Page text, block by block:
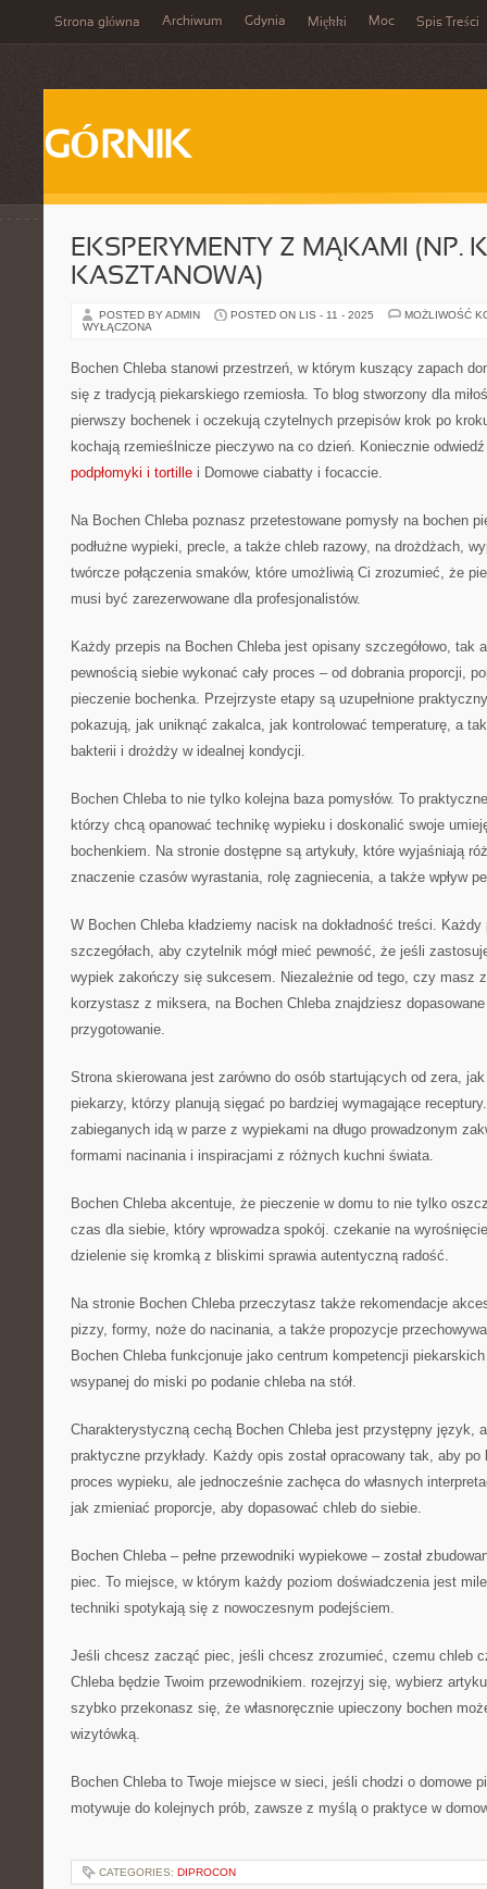
Strona główna Archiwum Gdynia Miękki Moc Spis Treści
GÓRNIK
EKSPERYMENTY Z MĄKAMI (NP.
KASZTANOWA)
POSTED BY ADMIN POSTED ON LIS - 11 - 2025
MOŻLIWOŚĆ
WYŁĄCZONA
Bochen Chleba stanowi przestrzeń, w którym kuszący zapach
się z tradycją piekarskiego rzemiosła. To blog stworzony dla
pierwszy bochenek i oczekują czytelnych przepisów krok po
kochają rzemieślnicze pieczywo na co dzień. Koniecznie
podpłomyki i tortille i Domowe ciabatty i focaccie.
Na Bochen Chleba poznasz przetestowane pomysły na bochen
podłużne wypieki, precle, a także chleb razowy, na drożdżach,
twórcze połączenia smaków, które umożliwią Ci zrozumieć, że
musi być zarezerwowane dla profesjonalistów.
Każdy przepis na Bochen Chleba jest opisany szczegółowo, tak
pewnością siebie wykonać cały proces – od dobrania proporcji,
pieczenie bochenka. Przejrzyste etapy są uzupełnione
pokazują, jak uniknąć zakalca, jak kontrolować temperaturę, a
bakterii i drożdży w idealnej kondycji.
Bochen Chleba to nie tylko kolejna baza pomysłów. To
którzy chcą opanować technikę wypieku i doskonalić swoje
bochenkiem. Na stronie dostępne są artykuły, które wyjaśniają
znaczenie czasów wyrastania, rolę zagniecenia, a także wpływ
W Bochen Chleba kładziemy nacisk na dokładność treści.
szczegółach, aby czytelnik mógł mieć pewność, że jeśli
wypiek zakończy się sukcesem. Niezależnie od tego, czy masz
korzystasz z miksera, na Bochen Chleba znajdziesz
przygotowanie.
Strona skierowana jest zarówno do osób startujących od zera,
piekarzy, którzy planują sięgać po bardziej wymagające
zabieganych idą w parze z wypiekami na długo prowadzonym
formami nacinania i inspiracjami z różnych kuchni świata.
Bochen Chleba akcentuje, że pieczenie w domu to nie tylko
czas dla siebie, który wprowadza spokój. czekanie na
dzielenie się kromką z bliskimi sprawia autentyczną radość.
Na stronie Bochen Chleba przeczytasz także rekomendacje
pizzy, formy, noże do nacinania, a także propozycje
Bochen Chleba funkcjonuje jako centrum kompetencji
wsypanej do miski po podanie chleba na stół.
Charakterystyczną cechą Bochen Chleba jest przystępny język,
praktyczne przykłady. Każdy opis został opracowany tak, aby
proces wypieku, ale jednocześnie zachęca do własnych
jak zmieniać proporcje, aby dopasować chleb do siebie.
Bochen Chleba – pełne przewodniki wypiekowe – został
piec. To miejsce, w którym każdy poziom doświadczenia jest
techniki spotykają się z nowoczesnym podejściem.
Jeśli chcesz zacząć piec, jeśli chcesz zrozumieć, czemu chleb
Chleba będzie Twoim przewodnikiem. rozejrzyj się, wybierz
szybko przekonasz się, że własnoręcznie upieczony bochen
wizytówką.
Bochen Chleba to Twoje miejsce w sieci, jeśli chodzi o domowe
motywuje do kolejnych prób, zawsze z myślą o praktyce w
CATEGORIES: DIPROCON